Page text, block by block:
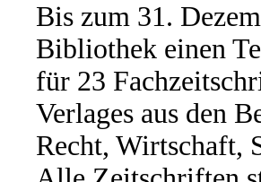
Bis zum 31.
Bibliothek einen
für 23
Verlages aus den
Recht, Wirtschaft,